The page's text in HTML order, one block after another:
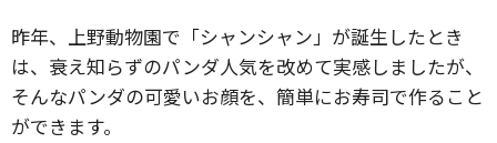
昨年、上野動物園で「シャンシャン」が誕生したとき
は、衰え知らずのパンダ人気を改めて実感しましたが、
そんなパンダの可愛いお顔を、簡単にお寿司で作ること
ができます。